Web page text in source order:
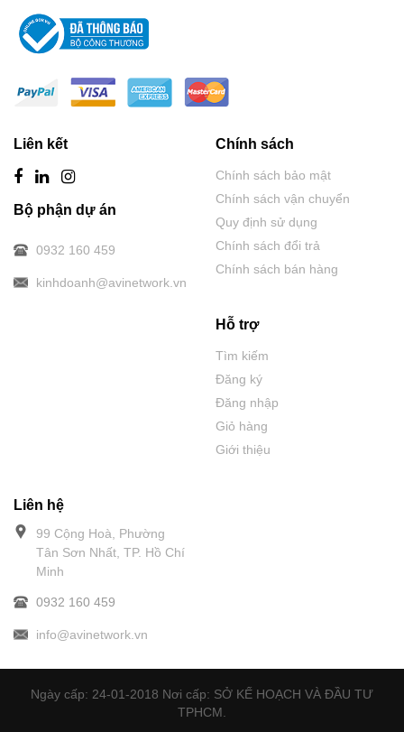
Liên kết
Bộ phận dự án
0932 160 459
kinhdoanh@avinetwork.vn
Chính sách
Chính sách bảo mật
Chính sách vận chuyển
Quy định sử dụng
Chính sách đổi trả
Chính sách bán hàng
Hỗ trợ
Tìm kiếm
Đăng ký
Đăng nhập
Giỏ hàng
Giới thiệu
Liên hệ
99 Cộng Hoà, Phường
Tân Sơn Nhất, TP. Hồ Chí
Minh
0932 160 459
info@avinetwork.vn
Ngày cấp: 24-01-2018 Nơi cấp: SỞ KẾ HOẠCH VÀ ĐẦU TƯ
TPHCM.